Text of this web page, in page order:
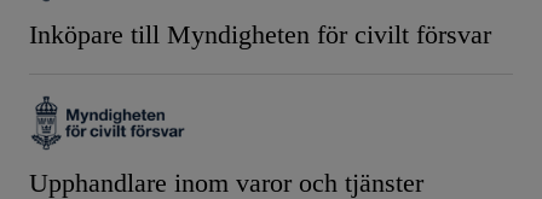
Inköpare till Myndigheten för civilt försvar
Upphandlare inom varor och tjänster